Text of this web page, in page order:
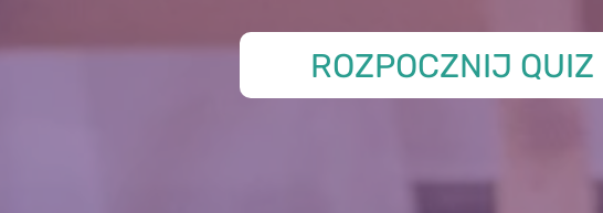
ROZPOCZNIJ QUIZ